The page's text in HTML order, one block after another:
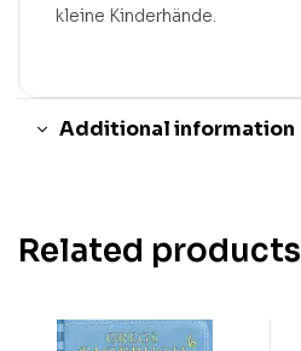
kleine Kinderhände.
Additional information
Related products